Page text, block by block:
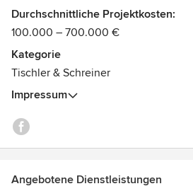
hessenweit tätig, in der Abwicklung
umfangreicherer Projekte aus dem
bundesweit.
Urheberrecht unterliegen.
Verbreitung und jede Art der
Grenzen des Urheberrechtes
Zustimmung.
Zertifikate zur Herstellung von
Durchschnittliche Projektkosten:
100.000 – 700.000 €
Kategorie
Tischler & Schreiner
Impressum
Angebotene Dienstleistungen